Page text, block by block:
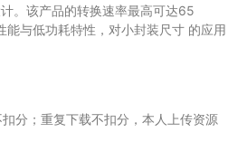
。该产品的转换速率最高可达65
能与低功耗特性，对小封装尺寸 的应用
分；重复下载不扣分，本人上传资源